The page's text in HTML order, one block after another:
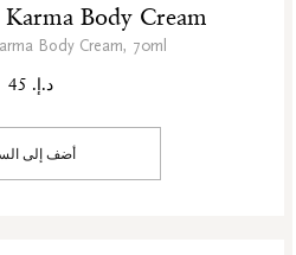
Body Cream
Body Cream, 70ml
د.إ. 45
أضف إلى